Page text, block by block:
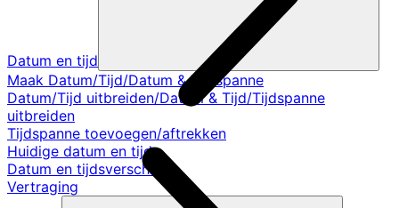
Datum en tijd
Maak Datum/Tijd/Datum & Tijdspanne
Datum/Tijd uitbreiden/Datum & Tijd/Tijdspanne
uitbreiden
Tijdspanne toevoegen/aftrekken
Huidige datum en tijd
Datum en tijdsverschil
Vertraging